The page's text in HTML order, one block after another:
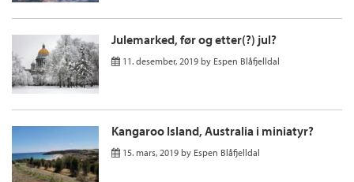
Julemarked, før og etter(?) jul?
11. desember, 2019 by Espen Blåfjelldal
Kangaroo Island, Australia i miniatyr?
15. mars, 2019 by Espen Blåfjelldal